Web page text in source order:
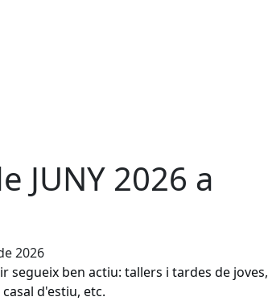
JUNY 2026 a
2026
segueix ben actiu: tallers i tardes de joves,
d'estiu, etc.